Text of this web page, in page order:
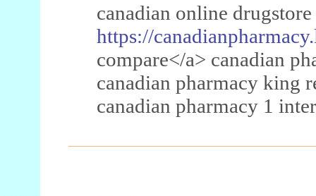
canadian online
https://
compare</a> canadian
canadian pharmacy king
canadian pharmacy 1